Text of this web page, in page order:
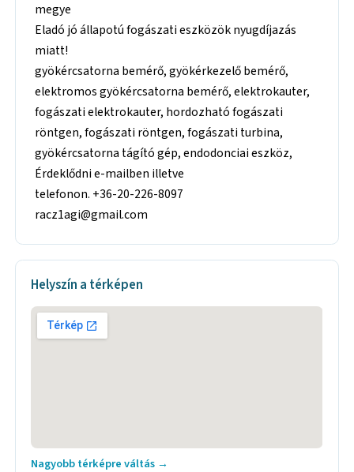
megye
Eladó jó állapotú fogászati eszközök nyugdíjazás
miatt!
gyökércsatorna bemérő, gyökérkezelő bemérő,
elektromos gyökércsatorna bemérő, elektrokauter,
fogászati elektrokauter, hordozható fogászati
röntgen, fogászati röntgen, fogászati turbina,
gyökércsatorna tágító gép, endodonciai eszköz,
Érdeklődni e-mailben illetve
telefonon. +36-20-226-8097
racz1agi@gmail.com
Helyszín a térképen
Nagyobb térképre váltás →